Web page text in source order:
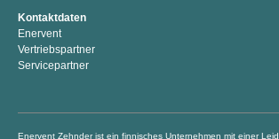
Kontaktdaten
Enervent
Vertriebspartner
Servicepartner
Enervent Zehnder ist ein finnisches Unternehmen mit einer